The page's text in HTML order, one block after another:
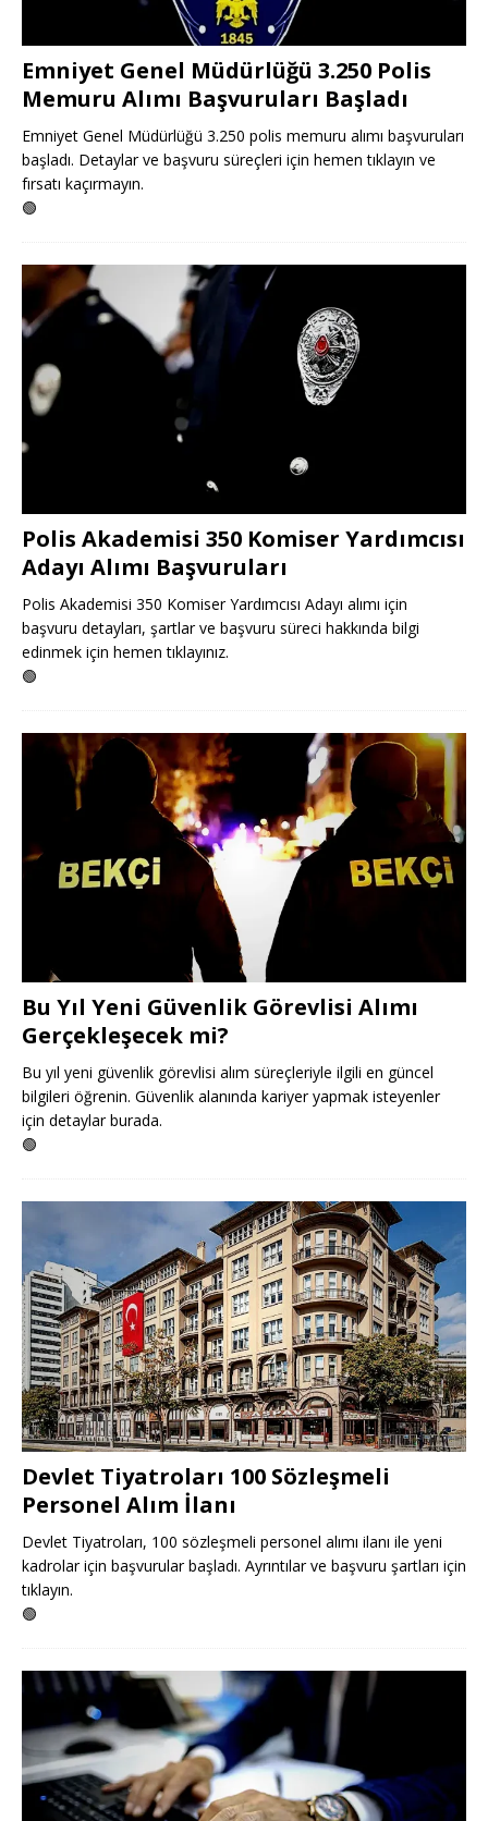
Emniyet Genel Müdürlüğü 3.250 Polis
Memuru Alımı Başvuruları Başladı
Emniyet Genel Müdürlüğü 3.250 polis memuru alımı başvuruları
başladı. Detaylar ve başvuru süreçleri için hemen tıklayın ve
fırsatı kaçırmayın.
🟢
Polis Akademisi 350 Komiser Yardımcısı
Adayı Alımı Başvuruları
Polis Akademisi 350 Komiser Yardımcısı Adayı alımı için
başvuru detayları, şartlar ve başvuru süreci hakkında bilgi
edinmek için hemen tıklayınız.
🟢
Bu Yıl Yeni Güvenlik Görevlisi Alımı
Gerçekleşecek mi?
Bu yıl yeni güvenlik görevlisi alım süreçleriyle ilgili en güncel
bilgileri öğrenin. Güvenlik alanında kariyer yapmak isteyenler
için detaylar burada.
🟢
Devlet Tiyatroları 100 Sözleşmeli
Personel Alım İlanı
Devlet Tiyatroları, 100 sözleşmeli personel alımı ilanı ile yeni
kadrolar için başvurular başladı. Ayrıntılar ve başvuru şartları için
tıklayın.
🟢